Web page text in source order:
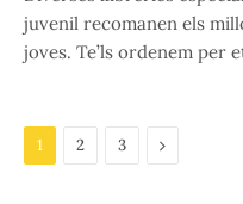
juvenil recomanen els
joves. Te’ls ordenem per
1 2 3 Next